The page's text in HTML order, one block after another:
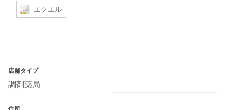
エクエル
店舗タイプ
調剤薬局